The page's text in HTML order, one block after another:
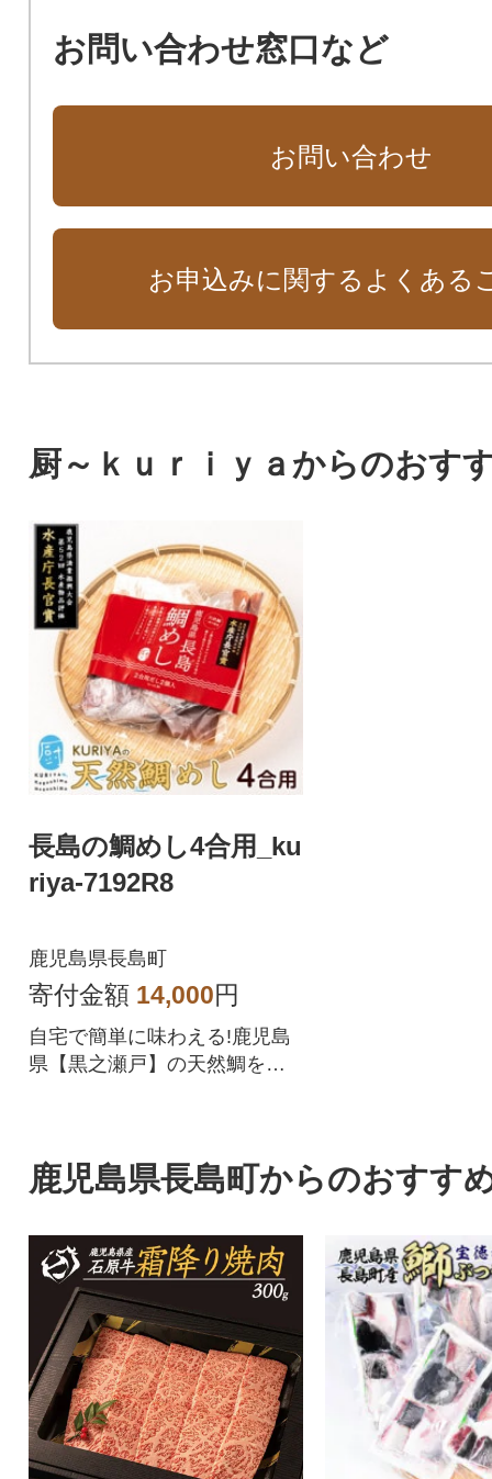
お問い合わせ窓口など
お問い合わせ
お申込みに関するよくある
厨～ｋｕｒｉｙａからのおす
長島の鯛めし4合用_ku
riya-7192R8
鹿児島県長島町
寄付金額 14,000円
自宅で簡単に味わえる!鹿児島
県【黒之瀬戸】の天然鯛を丸
鹿児島県長島町からのおすす